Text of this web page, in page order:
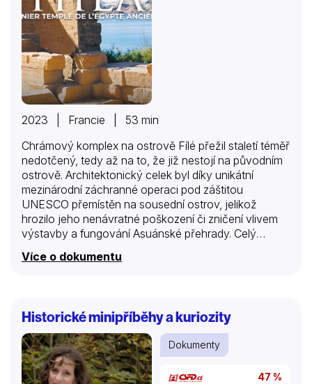
2023 | Francie | 53 min
Chrámový komplex na ostrově Fílé přežil staletí téměř
nedotčený, tedy až na to, že již nestojí na původním
ostrově. Architektonický celek byl díky unikátní
mezinárodní záchranné operaci pod záštitou
UNESCO přemístěn na sousední ostrov, jelikož
hrozilo jeho nenávratné poškození či zničení vlivem
výstavby a fungování Asuánské přehrady. Celý
výzdoby chrámů řecko-římského období od prvních
stavby však mají nenahraditelnou hodnotu. Poznejte
jejich krásy i taje unikátního přesunu komplexu z Fílé
na sousední ostrov.
Více o dokumentu
Historické minipříběhy a kuriozity
Dokumenty
47 %